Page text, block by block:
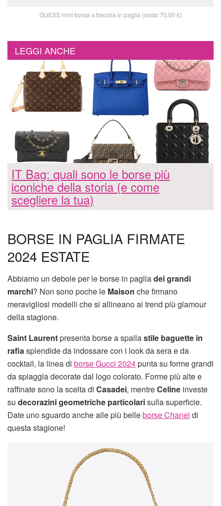
GUESS mini borsa a tracolla in paglia (costo 70,00 €)
LEGGI ANCHE
IT Bag: quali sono le borse più
iconiche della storia (e come
scegliere la tua)
BORSE IN PAGLIA FIRMATE
2024 ESTATE
Abbiamo un debole per le borse in pagliadei grandi
marchi? Non sono poche le Maison che firmano
meravigliosi modelli che si allineano ai trend più glamour
della stagione.
Saint Laurentpresenta borse a spallastile baguette in
rafia splendide da indossare con i look da sera e da
cocktail, la linea di borse Gucci 2024punta su forme grandi
da spiaggia decorate dal logo colorato. Forme più alte e
raffinate sono la scelta di Casadei, mentreCeline investe
su decorazini geometriche particolarisulla superficie.
Date uno sguardo anche alle più belleborse Chanel di
questa stagione!